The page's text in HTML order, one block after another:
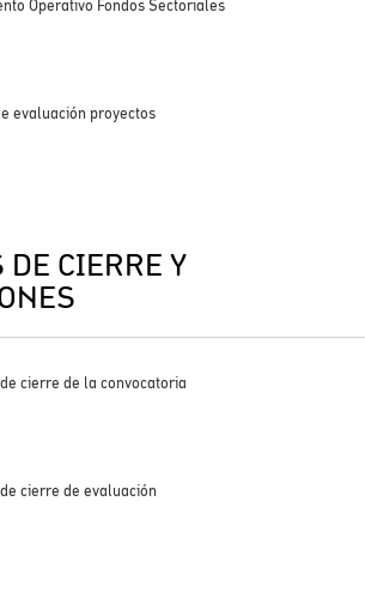
Operativo Fondos Sectoriales
evaluación proyectos
CIERRE Y
cierre de la convocatoria
cierre de evaluación